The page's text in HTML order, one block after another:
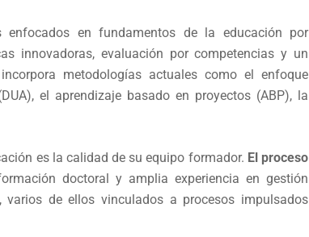
enfocados en fundamentos de la educación por
innovadoras, evaluación por competencias y un
metodologías actuales como el enfoque
el aprendizaje basado en proyectos (ABP), la
es la calidad de su equipo formador. El proceso
doctoral y amplia experiencia en gestión
varios de ellos vinculados a procesos impulsados